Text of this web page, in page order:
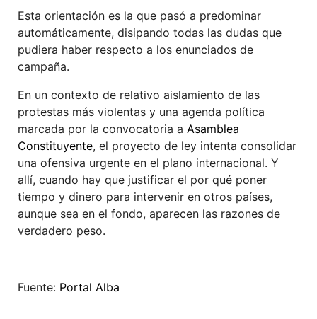
Esta orientación es la que pasó a predominar
automáticamente, disipando todas las dudas que
pudiera haber respecto a los enunciados de
campaña.
En un contexto de relativo aislamiento de las
protestas más violentas y una agenda política
marcada por la convocatoria a Asamblea
Constituyente, el proyecto de ley intenta consolidar
una ofensiva urgente en el plano internacional. Y
allí, cuando hay que justificar el por qué poner
tiempo y dinero para intervenir en otros países,
aunque sea en el fondo, aparecen las razones de
verdadero peso.
Fuente: Portal Alba